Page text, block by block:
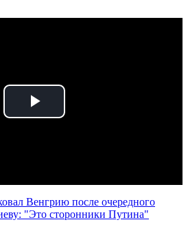
Play
Венгрию после очередного
"Это сторонники Путина"